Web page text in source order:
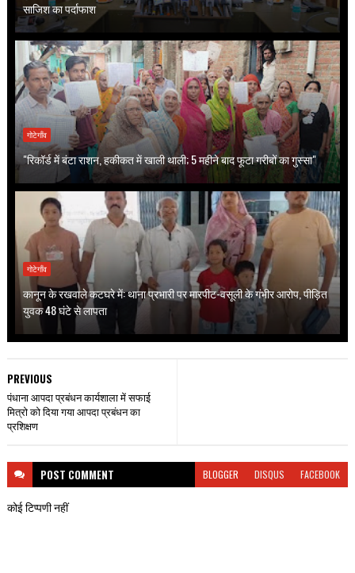
साजिश का पर्दाफाश
गोटेगाँव
"रिकॉर्ड में बंटा राशन, हकीकत में खाली थाली; 5 महीने बाद फूटा गरीबों का गुस्सा"
गोटेगाँव
कानून के रखवाले कटघरे में: थाना प्रभारी पर मारपीट-वसूली के गंभीर आरोप, पीड़ित
युवक 48 घंटे से लापता
PREVIOUS
पंधाना आपदा प्रबंधन कार्यशाला में सफाई
मित्रो को दिया गया आपदा प्रबंधन का
प्रशिक्षण
POST COMMENT BLOGGER DISQUS FACEBOOK
कोई टिप्पणी नहीं